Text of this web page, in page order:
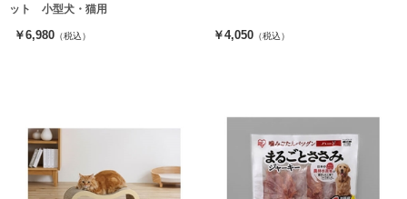
ット 小型犬・猫用
￥6,980 （税込） ￥4,050 （税込）